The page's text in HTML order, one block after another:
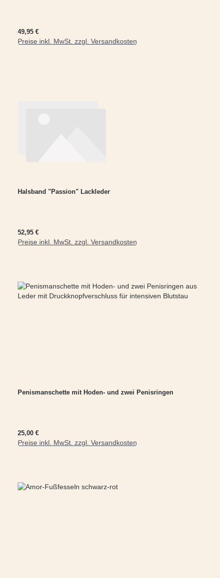
Regulärer Preis:
49,95 €
Preise inkl. MwSt. zzgl. Versandkosten
In den Warenkorb
Halsband "Passion" Lackleder
Regulärer Preis:
52,95 €
Preise inkl. MwSt. zzgl. Versandkosten
Penismanschette mit Hoden- und zwei Penisringen
Regulärer Preis:
25,00 €
Preise inkl. MwSt. zzgl. Versandkosten
In den Warenkorb